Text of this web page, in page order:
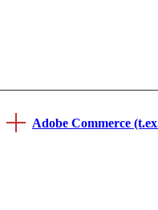
Adobe Commerce